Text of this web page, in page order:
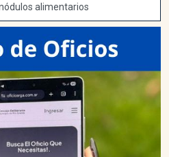
alimentarios